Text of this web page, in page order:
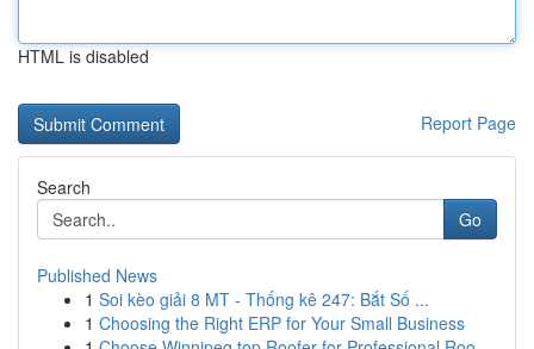
HTML is disabled
Report Page
Search
Go
Published News
1 Soi kèo giải 8 MT - Thống kê 247: Bắt Số ...
1 Choosing the Right ERP for Your Small Business